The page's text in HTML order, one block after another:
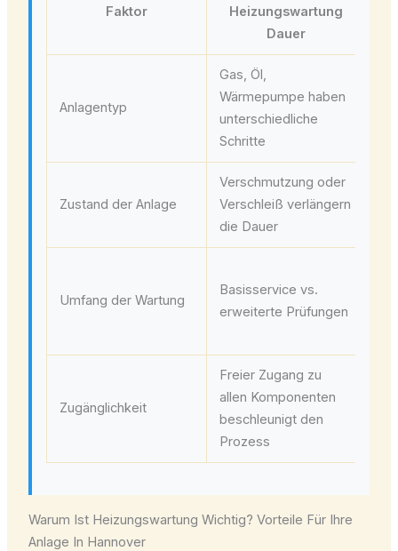
Faktor
Heizungswartung
Dauer
Anlagentyp
Gas, Öl,
Wärmepumpe haben
unterschiedliche
Schritte
Zustand der Anlage
Verschmutzung oder
Verschleiß verlängern
die Dauer
Umfang der Wartung
Basisservice vs.
erweiterte Prüfungen
Zugänglichkeit
Freier Zugang zu
allen Komponenten
beschleunigt den
Prozess
Warum Ist Heizungswartung Wichtig? Vorteile Für Ihre
Anlage In Hannover